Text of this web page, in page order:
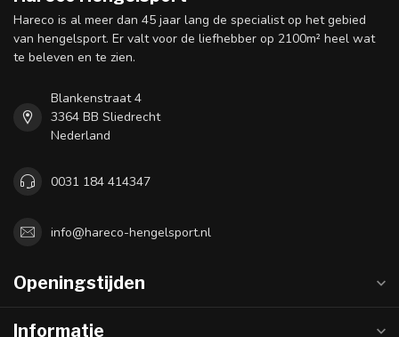
Hareco is al meer dan 45 jaar lang de specialist op het gebied
van hengelsport. Er valt voor de liefhebber op 2100m² heel wat
te beleven en te zien.
Blankenstraat 4
3364 BB Sliedrecht
Nederland
0031 184 414347
info@hareco-hengelsport.nl
Openingstijden
Informatie